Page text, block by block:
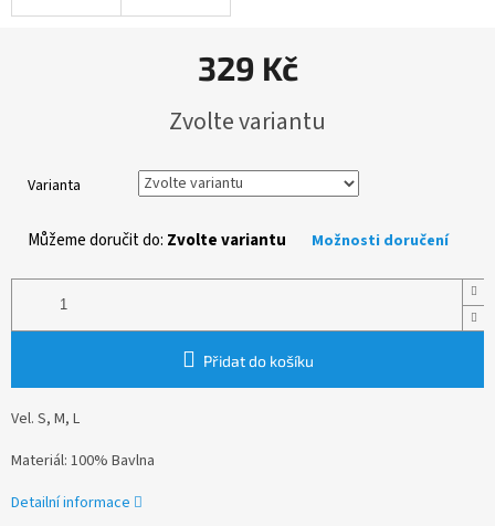
329 Kč
cena:
Zvolte variantu
Varianta
Můžeme doručit do: Zvolte variantu Možnosti doručení
Přidat do košíku
Vel. S, M, L
Materiál: 100% Bavlna
Detailní informace